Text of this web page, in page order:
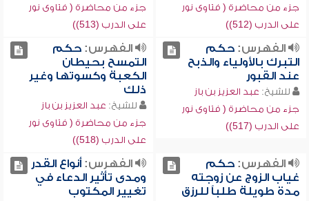
جزء من محاضرة ( فتاوى نور
على الدرب (512))
جزء من محاضرة ( فتاوى نور
على الدرب (513))
الفهرس:حكم
التبرك بالأولياء والذبح
عند القبور
للشيخ: عبد العزيز بن باز
جزء من محاضرة ( فتاوى نور
على الدرب (517))
الفهرس:حكم
التمسح بحيطان
الكعبة وكسوتها وغير
ذلك
للشيخ: عبد العزيز بن باز
جزء من محاضرة ( فتاوى نور
على الدرب (518))
الفهرس:حكم
غياب الزوج عن زوجته
مدة طويلة طلباً للرزق
الفهرس:أنواع القدر
ومدى تأثير الدعاء في
تغيير المكتوب